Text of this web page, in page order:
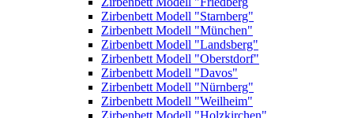
Zirbenbett Modell "Starnberg"
Zirbenbett Modell "München"
Zirbenbett Modell "Landsberg"
Zirbenbett Modell "Oberstdorf"
Zirbenbett Modell "Davos"
Zirbenbett Modell "Nürnberg"
Zirbenbett Modell "Weilheim"
Zirbenbett Modell "Holzkirchen"